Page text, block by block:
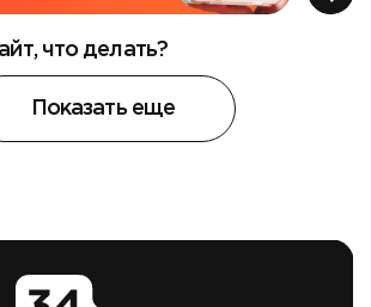
что делать?
Показать еще